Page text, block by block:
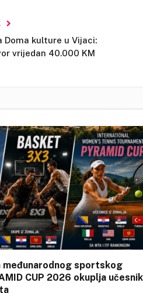
Doma kulture u Vijaci:
vrijedan 40.000 KM
međunarodnog sportskog
CUP 2026 okuplja